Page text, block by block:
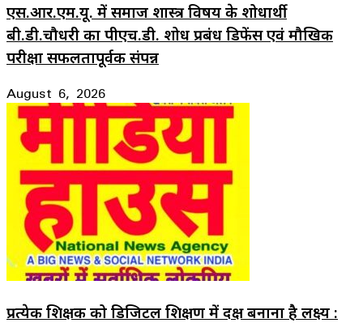
एस.आर.एम.यू. में समाज शास्त्र विषय के शोधार्थी
बी.डी.चौधरी का पीएच.डी. शोध प्रबंध डिफेंस एवं मौखिक
परीक्षा सफलतापूर्वक संपन्न
August 6, 2026
प्रत्येक शिक्षक को डिजिटल शिक्षण में दक्ष बनाना है लक्ष्य :